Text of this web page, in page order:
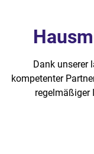
Dank unserer
kompetenter
regelmäßiger